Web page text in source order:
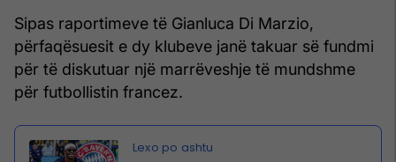
Sipas raportimeve të Gianluca Di Marzio,
përfaqësuesit e dy klubeve janë takuar së fundmi
për të diskutuar një marrëveshje të mundshme
për futbollistin francez.